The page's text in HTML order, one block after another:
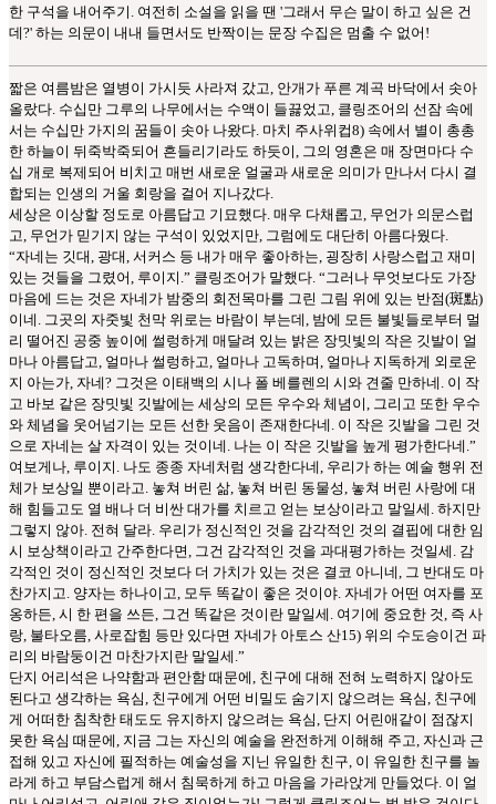
한 구석을 내어주기. 여전히 소설을 읽을 땐 '그래서 무슨 말이 하고 싶은 건
데?' 하는 의문이 내내 들면서도 반짝이는 문장 수집은 멈출 수 없어!
짧은 여름밤은 열병이 가시듯 사라져 갔고, 안개가 푸른 계곡 바닥에서 솟아
올랐다. 수십만 그루의 나무에서는 수액이 들끓었고, 클링조어의 선잠 속에
서는 수십만 가지의 꿈들이 솟아 나왔다. 마치 주사위컵8) 속에서 별이 총총
한 하늘이 뒤죽박죽되어 흔들리기라도 하듯이, 그의 영혼은 매 장면마다 수
십 개로 복제되어 비치고 매번 새로운 얼굴과 새로운 의미가 만나서 다시 결
합되는 인생의 거울 회랑을 걸어 지나갔다.
세상은 이상할 정도로 아름답고 기묘했다. 매우 다채롭고, 무언가 의문스럽
고, 무언가 믿기지 않는 구석이 있었지만, 그럼에도 대단히 아름다웠다.
“자네는 깃대, 광대, 서커스 등 내가 매우 좋아하는, 굉장히 사랑스럽고 재미
있는 것들을 그렸어, 루이지.” 클링조어가 말했다. “그러나 무엇보다도 가장
마음에 드는 것은 자네가 밤중의 회전목마를 그린 그림 위에 있는 반점(斑點)
이네. 그곳의 자줏빛 천막 위로는 바람이 부는데, 밤에 모든 불빛들로부터 멀
리 떨어진 공중 높이에 썰렁하게 매달려 있는 밝은 장밋빛의 작은 깃발이 얼
마나 아름답고, 얼마나 썰렁하고, 얼마나 고독하며, 얼마나 지독하게 외로운
지 아는가, 자네? 그것은 이태백의 시나 폴 베를렌의 시와 견줄 만하네. 이 작
고 바보 같은 장밋빛 깃발에는 세상의 모든 우수와 체념이, 그리고 또한 우수
와 체념을 웃어넘기는 모든 선한 웃음이 존재한다네. 이 작은 깃발을 그린 것
으로 자네는 살 자격이 있는 것이네. 나는 이 작은 깃발을 높게 평가한다네.”
여보게나, 루이지. 나도 종종 자네처럼 생각한다네, 우리가 하는 예술 행위 전
체가 보상일 뿐이라고. 놓쳐 버린 삶, 놓쳐 버린 동물성, 놓쳐 버린 사랑에 대
해 힘들고도 열 배나 더 비싼 대가를 치르고 얻는 보상이라고 말일세. 하지만
그렇지 않아. 전혀 달라. 우리가 정신적인 것을 감각적인 것의 결핍에 대한 임
시 보상책이라고 간주한다면, 그건 감각적인 것을 과대평가하는 것일세. 감
각적인 것이 정신적인 것보다 더 가치가 있는 것은 결코 아니네, 그 반대도 마
찬가지고. 양자는 하나이고, 모두 똑같이 좋은 것이야. 자네가 어떤 여자를 포
옹하든, 시 한 편을 쓰든, 그건 똑같은 것이란 말일세. 여기에 중요한 것, 즉 사
랑, 불타오름, 사로잡힘 등만 있다면 자네가 아토스 산15) 위의 수도승이건 파
리의 바람둥이건 마찬가지란 말일세.”
단지 어리석은 나약함과 편안함 때문에, 친구에 대해 전혀 노력하지 않아도
된다고 생각하는 욕심, 친구에게 어떤 비밀도 숨기지 않으려는 욕심, 친구에
게 어떠한 침착한 태도도 유지하지 않으려는 욕심, 단지 어린애같이 점잖지
못한 욕심 때문에, 지금 그는 자신의 예술을 완전하게 이해해 주고, 자신과 근
접해 있고 자신에 필적하는 예술성을 지닌 유일한 친구, 이 유일한 친구를 놀
라게 하고 부담스럽게 해서 침묵하게 하고 마음을 가라앉게 만들었다. 이 얼